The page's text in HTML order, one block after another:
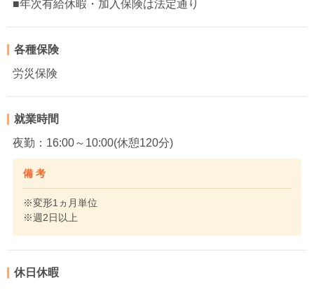
■年次有給休暇・加入保険は法定通り
各種保険
労災保険
就業時間
夜勤：16:00～10:00(休憩120分)
備 考
※変形1ヵ月単位
※週2日以上
休日休暇